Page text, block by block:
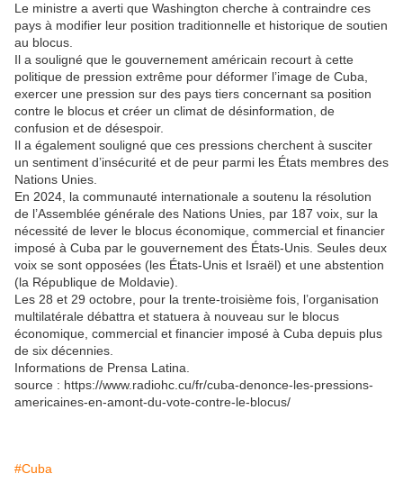
Le ministre a averti que Washington cherche à contraindre ces
pays à modifier leur position traditionnelle et historique de soutien
au blocus.
Il a souligné que le gouvernement américain recourt à cette
politique de pression extrême pour déformer l’image de Cuba,
exercer une pression sur des pays tiers concernant sa position
contre le blocus et créer un climat de désinformation, de
confusion et de désespoir.
Il a également souligné que ces pressions cherchent à susciter
un sentiment d’insécurité et de peur parmi les États membres des
Nations Unies.
En 2024, la communauté internationale a soutenu la résolution
de l’Assemblée générale des Nations Unies, par 187 voix, sur la
nécessité de lever le blocus économique, commercial et financier
imposé à Cuba par le gouvernement des États-Unis. Seules deux
voix se sont opposées (les États-Unis et Israël) et une abstention
(la République de Moldavie).
Les 28 et 29 octobre, pour la trente-troisième fois, l’organisation
multilatérale débattra et statuera à nouveau sur le blocus
économique, commercial et financier imposé à Cuba depuis plus
de six décennies.
Informations de Prensa Latina.
source : https://www.radiohc.cu/fr/cuba-denonce-les-pressions-
americaines-en-amont-du-vote-contre-le-blocus/
#Cuba